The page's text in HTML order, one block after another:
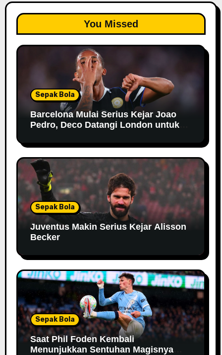
You Missed
Sepak Bola
Barcelona Mulai Serius Kejar Joao
Pedro, Deco Datangi London untuk
Sepak Bola
Juventus Makin Serius Kejar Alisson
Becker
Sepak Bola
Saat Phil Foden Kembali
Menunjukkan Sentuhan Magisnya